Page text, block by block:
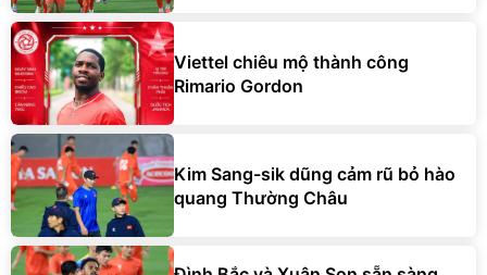
Viettel chiêu mộ thành công
Rimario Gordon
Kim Sang-sik dũng cảm rũ bỏ hào
quang Thường Châu